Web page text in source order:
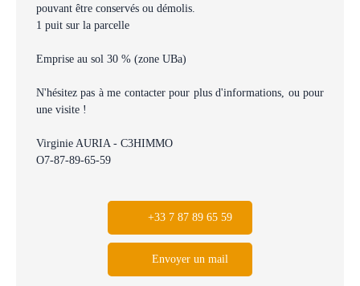
pouvant être conservés ou démolis.
1 puit sur la parcelle
Emprise au sol 30 % (zone UBa)
N'hésitez pas à me contacter pour plus d'informations, ou pour
une visite !
Virginie AURIA - C3HIMMO
O7-87-89-65-59
+33 7 87 89 65 59
Envoyer un mail